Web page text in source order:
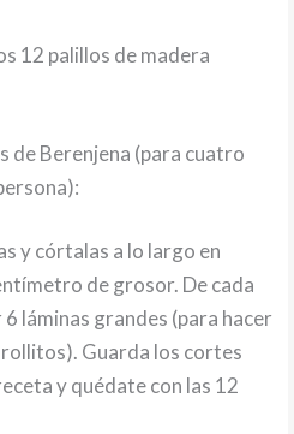
12 palillos de madera
de Berenjena (para cuatro
y córtalas a lo largo en
de grosor. De cada
láminas grandes (para hacer
Guarda los cortes
y quédate con las 12